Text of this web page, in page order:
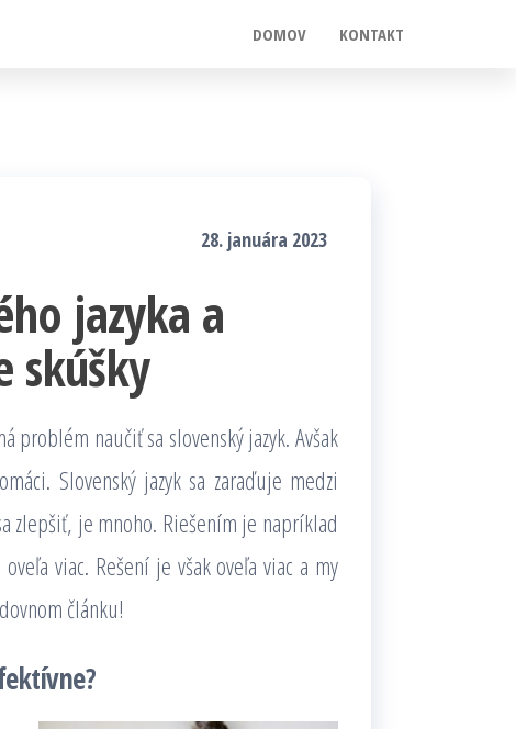
DOMOV KONTAKT
28. januára 2023
jazyka a
skúšky
problém naučiť sa slovenský jazyk. Avšak
Slovenský jazyk sa zaraďuje medzi
zlepšiť, je mnoho. Riešením je napríklad
viac. Rešení je však oveľa viac a my
článku!